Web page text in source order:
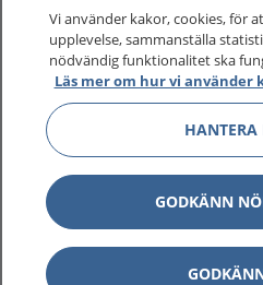
Vi använder kakor, cookies, för
upplevelse, sammanställa
nödvändig funktionalitet ska
Läs mer om hur vi använder
HANTERA
GODKÄNN